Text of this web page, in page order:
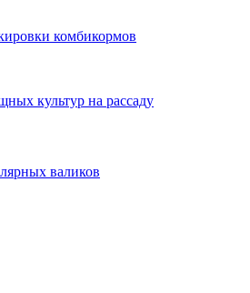
комбикормов
культур на рассаду
валиков